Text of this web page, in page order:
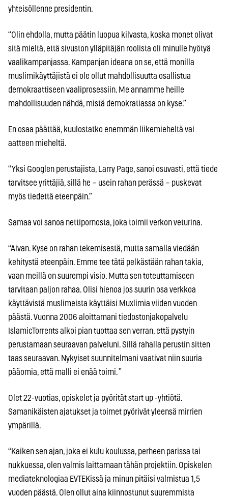
yhteisöllenne presidentin.
“Olin ehdolla, mutta päätin luopua kilvasta, koska monet olivat
sitä mieltä, että sivuston ylläpitäjän roolista oli minulle hyötyä
vaalikampanjassa. Kampanjan ideana on se, että monilla
muslimikäyttäjistä ei ole ollut mahdollisuutta osallistua
demokraattiseen vaaliprosessiin. Me annamme heille
mahdollisuuden nähdä, mistä demokratiassa on kyse.”
En osaa päättää, kuulostatko enemmän liikemieheltä vai
aatteen mieheltä.
“Yksi Googlen perustajista, Larry Page, sanoi osuvasti, että tiede
tarvitsee yrittäjiä, sillä he – usein rahan perässä – puskevat
myös tiedettä eteenpäin.”
Samaa voi sanoa nettipornosta, joka toimii verkon veturina.
“Aivan. Kyse on rahan tekemisestä, mutta samalla viedään
kehitystä eteenpäin. Emme tee tätä pelkästään rahan takia,
vaan meillä on suurempi visio. Mutta sen toteuttamiseen
tarvitaan paljon rahaa. Olisi hienoa jos suurin osa verkkoa
käyttävistä muslimeista käyttäisi Muxlimia viiden vuoden
päästä. Vuonna 2006 aloittamani tiedostonjakopalvelu
IslamicTorrents alkoi pian tuottaa sen verran, että pystyin
perustamaan seuraavan palveluni. Sillä rahalla perustin sitten
taas seuraavan. Nykyiset suunnitelmani vaativat niin suuria
pääomia, että malli ei enää toimi. ”
Olet 22-vuotias, opiskelet ja pyörität start up -yhtiötä.
Samanikäisten ajatukset ja toimet pyörivät yleensä mirrien
ympärillä.
“Kaiken sen ajan, joka ei kulu koulussa, perheen parissa tai
nukkuessa, olen valmis laittamaan tähän projektiin. Opiskelen
mediateknologiaa EVTEKissä ja minun pitäisi valmistua 1,5
vuoden päästä. Olen ollut aina kiinnostunut suuremmista